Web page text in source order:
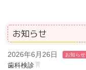
お知らせ
2026年6月26日 お知らせ
歯科検診